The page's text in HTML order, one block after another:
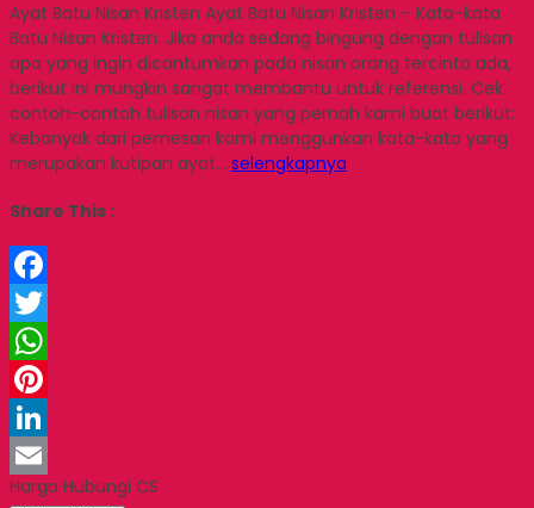
Ayat Batu Nisan Kristen Ayat Batu Nisan Kristen – Kata-kata
Batu Nisan Kristen. Jika anda sedang bingung dengan tulisan
apa yang ingin dicantumkan pada nisan orang tercinta ada,
berikut ini mungkin sangat membantu untuk referensi. Cek
contoh-contoh tulisan nisan yang pernah kami buat berikut:
Kebanyak dari pemesan kami menggunkan kata-kata yang
merupakan kutipan ayat… selengkapnya
Share This :
Facebook
Twitter
WhatsApp
Pinterest
LinkedIn
Email
Harga Hubungi CS